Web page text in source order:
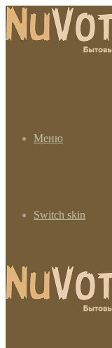
Меню
Switch skin